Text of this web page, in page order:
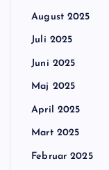
August 2025
Juli 2025
Juni 2025
Maj 2025
April 2025
Mart 2025
Februar 2025